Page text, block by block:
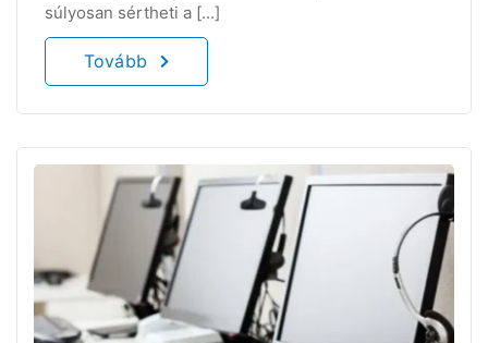
súlyosan sértheti a [...]
Tovább